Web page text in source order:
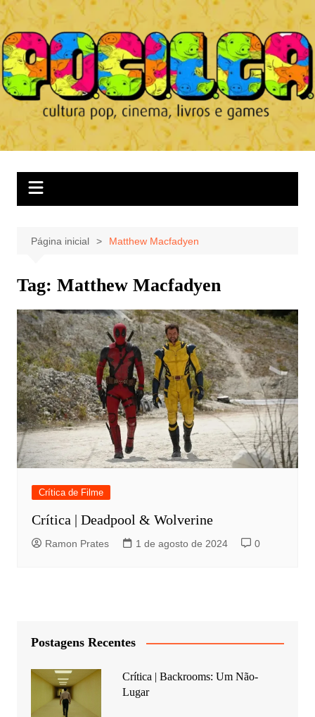
Ir
para
o
conteúdo
Página inicial Matthew Macfadyen
Tag: Matthew Macfadyen
Crítica de Filme
Crítica | Deadpool & Wolverine
Ramon Prates 1 de agosto de 2024 0
Postagens Recentes
Crítica | Backrooms: Um Não-
Lugar